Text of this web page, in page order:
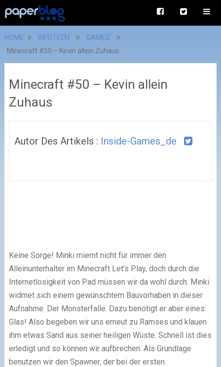
HOME INFOTECH
GAMES
Minecraft #50 – Kevin allein Zuhaus
Minecraft #50 – Kevin allein
Zuhaus
Autor Des Artikels : Inside-Games_de
Keine Sorge! Minki miemt nicht für immer den
Alleinunterhalter im Minecraft Let’s Play, doch durch die
Internetlosigkeit von Pad müssen wir da wohl durch. Minki
widmet sich einem gewünschtem Bauvorhaben in dieser
Aufnahme: Der Monsterfalle. Dazu benötigt er aber eines:
Glas! Also begeben wir uns erneut zu Ramses und klauen
ihm etwas Sand aus seiner heiligen Wüste. Schnell ist dies
erledigt und so können wir aufbrechen. Als Grundlage
benutzen wir den Spawner, der bei der ersten